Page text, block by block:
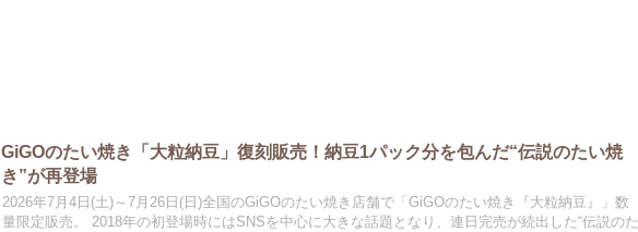
GiGOのたい焼き「大粒納豆」復刻販売！納豆1パック分を包んだ“伝説のたい焼
き”が再登場
2026年7月4日(土)～7月26日(日)全国のGiGOのたい焼き店舗で「GiGOのたい焼き『大粒納豆』」数
量限定販売。 2018年の初登場時にはSNSを中心に大きな話題となり、連日完売が続出した“伝説のた